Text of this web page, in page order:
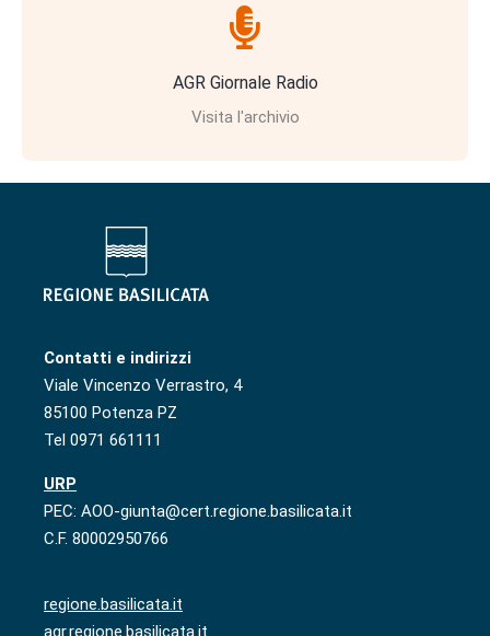
AGR Giornale Radio
Visita l'archivio
Contatti e indirizzi
Viale Vincenzo Verrastro, 4
85100 Potenza PZ
Tel 0971 661111
URP
PEC: AOO-giunta@cert.regione.basilicata.it
C.F. 80002950766
regione.basilicata.it
agr.regione.basilicata.it